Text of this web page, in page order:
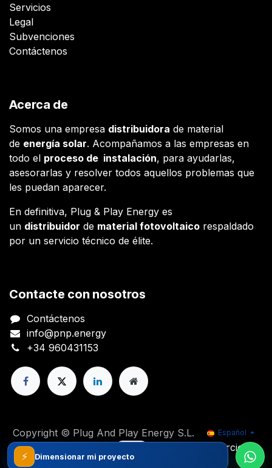
Servicios
Legal
Subvenciones
Contáctenos
Acerca de
Somos una empresa distribuidora de material
de energía solar. Acompañamos a las empresas en
todo el proceso de instalación, para ayudarlas,
asesorarlas y resolver todos aquellos problemas que
les puedan aparecer.
En definitiva, Plug & Play Energy es
un distribuidor de material fotovoltaico respaldado
por un servicio técnico de élite.
Contacte con nosotros
Contáctenos
info@pnp.energy
+34 960431153
Copyright © Plug And Play Energy S.L. Español
Con tecnología de
Comercio
electrónico de código abierto
⚡